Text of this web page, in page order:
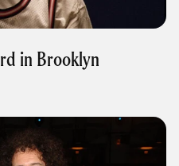
in Brooklyn